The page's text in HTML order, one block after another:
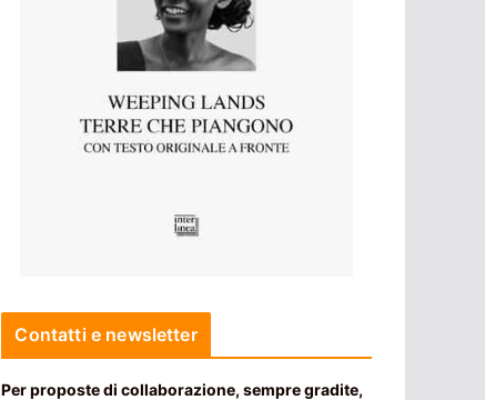
Contatti e newsletter
Per proposte di collaborazione, sempre gradite,